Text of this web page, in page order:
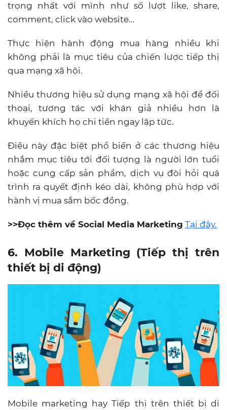
trọng nhất với mình như số lượt like, share,
comment, click vào website…
Thực hiện hành động mua hàng nhiều khi
không phải là mục tiêu của chiến lược tiếp thị
qua mạng xã hội.
Nhiều thương hiệu sử dụng mạng xã hội để đối
thoại, tương tác với khán giả nhiều hơn là
khuyến khích họ chi tiền ngay lập tức.
Điều này đặc biệt phổ biến ở các thương hiệu
nhắm mục tiêu tới đối tượng là người lớn tuổi
hoặc cung cấp sản phẩm, dịch vụ đòi hỏi quá
trình ra quyết định kéo dài, không phù hợp với
hành vị mua sắm bốc đồng.
>>Đọc thêm về Social Media Marketing Tại đây.
6. Mobile Marketing (Tiếp thị trên
thiết bị di động)
Mobile marketing hay Tiếp thị trên thiết bị di